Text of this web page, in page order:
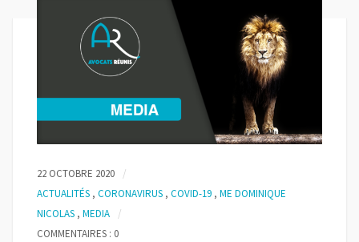
22 OCTOBRE 2020
ACTUALITÉS , CORONAVIRUS , COVID-19 , ME DOMINIQUE
NICOLAS , MEDIA
COMMENTAIRES : 0